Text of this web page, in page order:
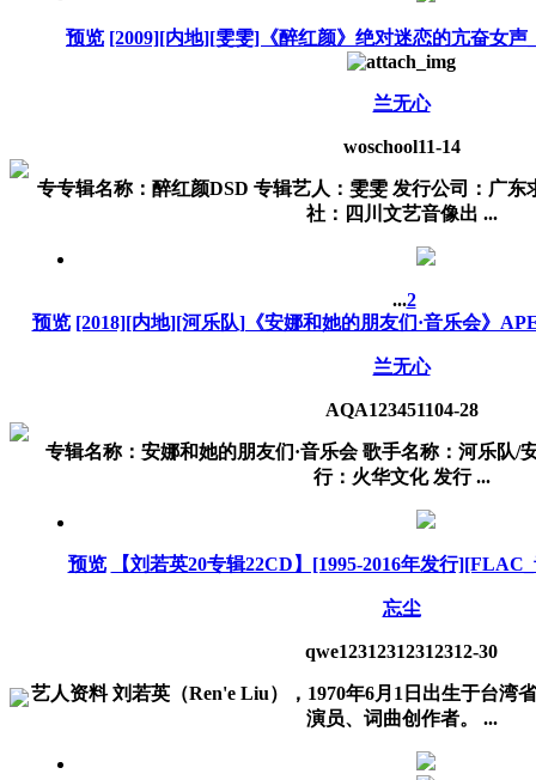
预览 [2009][内地][雯雯]《醉红颜》绝对迷恋的亢奋女声
兰无心
woschool11-14
专专辑名称：醉红颜DSD 专辑艺人：雯雯 发行公司：广东
社：四川文艺音像出 ...
...2
预览 [2018][内地][河乐队]《安娜和她的朋友们·音乐会》
兰无心
AQA123451104-28
专辑名称：安娜和她的朋友们·音乐会 歌手名称：河乐队/
行：火华文化 发行 ...
预览 【刘若英20专辑22CD】[1995-2016年发行
忘尘
qwe12312312312312-30
艺人资料 刘若英（Ren'e Liu），1970年6月1日出生于台湾
演员、词曲创作者。 ...